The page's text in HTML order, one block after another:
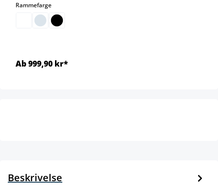
Rammefargeselect
Ab 999,90 kr*
Beskrivelse